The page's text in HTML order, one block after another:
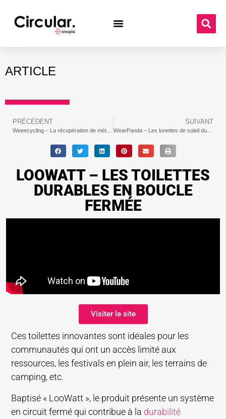
ARTICLE
PRÉCÉDENT SUIVANT
WearPanda – Les lunettes de soleil durables en bamboo
LOOWATT – LES TOILETTES
DURABLES EN BOUCLE
FERMÉE
Visiter le site
Ces toilettes innovantes sont idéales pour les
communautés qui ont un accès limité aux
ressources, les festivals en plein air, les terrains de
camping, etc.
Baptisé « LooWatt », le produit présente un système
en circuit fermé qui contribue à la durabilité